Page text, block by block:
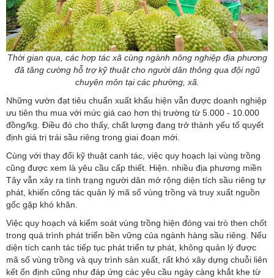
Thời gian qua, các hợp tác xã cùng ngành nông nghiệp địa phương
đã tăng cường hỗ trợ kỹ thuật cho người dân thông qua đội ngũ
chuyên môn tại các phường, xã.
Những vườn đạt tiêu chuẩn xuất khẩu hiện vẫn được doanh nghiệp
ưu tiên thu mua với mức giá cao hơn thị trường từ 5.000 - 10.000
đồng/kg. Điều đó cho thấy, chất lượng đang trở thành yếu tố quyết
định giá trị trái sầu riêng trong giai đoạn mới.
Cùng với thay đổi kỹ thuật canh tác, việc quy hoạch lại vùng trồng
cũng được xem là yêu cầu cấp thiết. Hiện. nhiều địa phương miền
Tây vẫn xảy ra tình trạng người dân mở rộng diện tích sầu riêng tự
phát, khiến công tác quản lý mã số vùng trồng và truy xuất nguồn
gốc gặp khó khăn.
Việc quy hoạch và kiểm soát vùng trồng hiện đóng vai trò then chốt
trong quá trình phát triển bền vững của ngành hàng sầu riêng. Nếu
diện tích canh tác tiếp tục phát triển tự phát, không quản lý được
mã số vùng trồng và quy trình sản xuất, rất khó xây dựng chuỗi liên
kết ổn định cũng như đáp ứng các yêu cầu ngày càng khắt khe từ